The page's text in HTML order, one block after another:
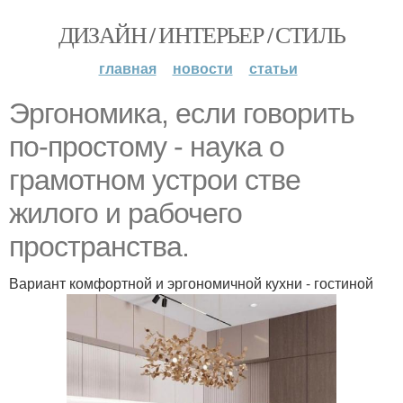
ДИЗАЙН / ИНТЕРЬЕР / СТИЛЬ
главная новости статьи
Эргономика, если говорить
по-простому - наука о
грамотном устрои стве
жилого и рабочего
пространства.
Вариант комфортной и эргономичной кухни - гостиной